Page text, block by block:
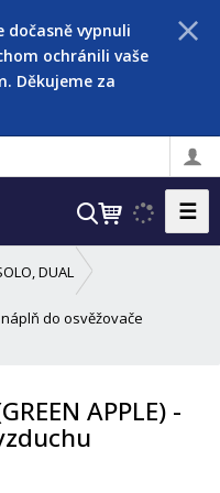
dočasně vypnuli
ochránili vaše
Děkujeme za
V
e
t
☰
DUAL
- náplň do osvěžovače
APPLE) -